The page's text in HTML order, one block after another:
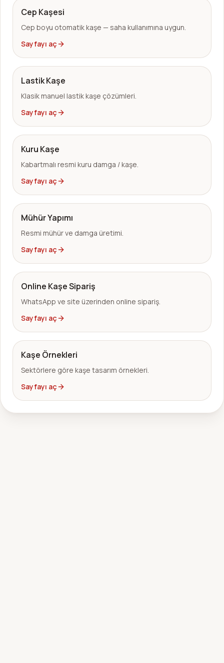
Cep Kaşesi
Cep boyu otomatik kaşe — saha kullanımına uygun.
Sayfayı aç
Lastik Kaşe
Klasik manuel lastik kaşe çözümleri.
Sayfayı aç
Kuru Kaşe
Kabartmalı resmi kuru damga / kaşe.
Sayfayı aç
Mühür Yapımı
Resmi mühür ve damga üretimi.
Sayfayı aç
Online Kaşe Sipariş
WhatsApp ve site üzerinden online sipariş.
Sayfayı aç
Kaşe Örnekleri
Sektörlere göre kaşe tasarım örnekleri.
Sayfayı aç